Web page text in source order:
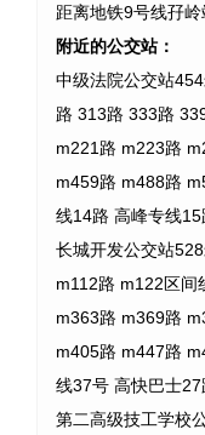
距离地铁9号线孖
附近的公交站：
中级法院公交站
路 313路 333路
m221路 m223路
m459路 m488路
线14路 高峰专线
长城开发公交站
m112路 m122区
m363路 m369路
m405路 m447路
线37号 高快巴士27
第二高级技工学校